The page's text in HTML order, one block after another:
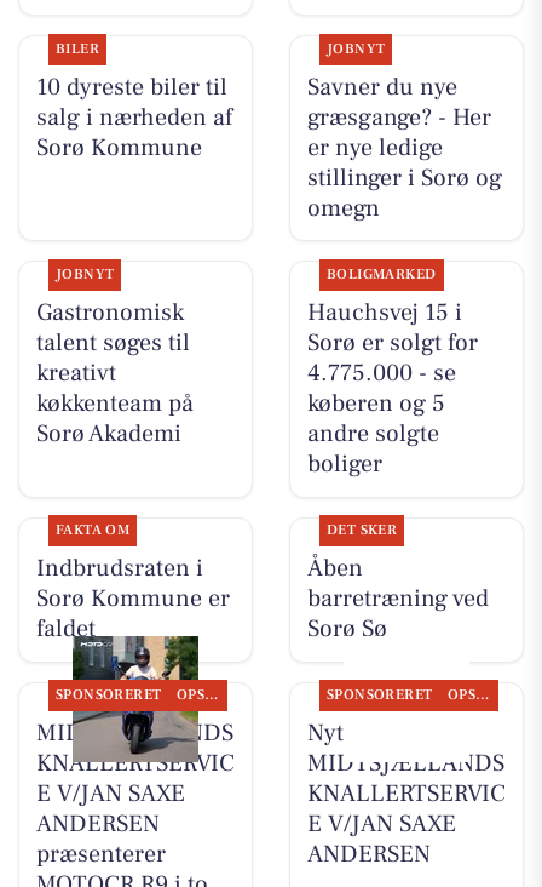
BILER
10 dyreste biler til
salg i nærheden af
Sorø Kommune
JOBNYT
Savner du nye
græsgange? - Her
er nye ledige
stillinger i Sorø og
omegn
JOBNYT
Gastronomisk
talent søges til
kreativt
køkkenteam på
Sorø Akademi
BOLIGMARKED
Hauchsvej 15 i
Sorø er solgt for
4.775.000 - se
køberen og 5
andre solgte
boliger
FAKTA OM
Indbrudsraten i
Sorø Kommune er
faldet
DET SKER
Åben
barretræning ved
Sorø Sø
SPONSORERET OPSLAGSTAVLEN
MIDTSJÆLLANDS
KNALLERTSERVIC
E V/JAN SAXE
ANDERSEN
præsenterer
SPONSORERET OPSLAGSTAVLEN
Nyt fra
MIDTSJÆLLANDS
KNALLERTSERVIC
E V/JAN SAXE
ANDERSEN